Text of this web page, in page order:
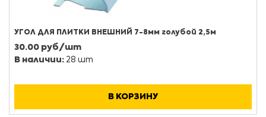
УГОЛ ДЛЯ ПЛИТКИ ВНЕШНИЙ 7-8мм голубой 2,5м
30.00 руб/шт
В наличии: 28 шт
В КОРЗИНУ